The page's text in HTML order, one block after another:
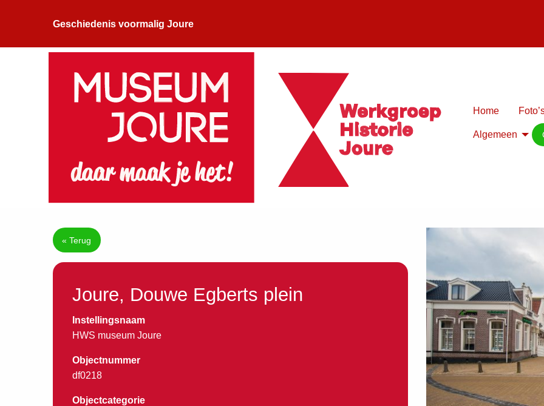
Geschiedenis voormalig Joure
Home
Algemeen
« Terug
Joure, Douwe Egberts plein
Instellingsnaam
HWS museum Joure
Objectnummer
df0218
Objectcategorie